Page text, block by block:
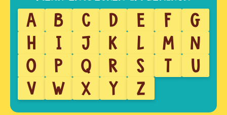
A B C D E F
G
H
I J K L M
N
O
P Q R S T
U
V
W X Y Z